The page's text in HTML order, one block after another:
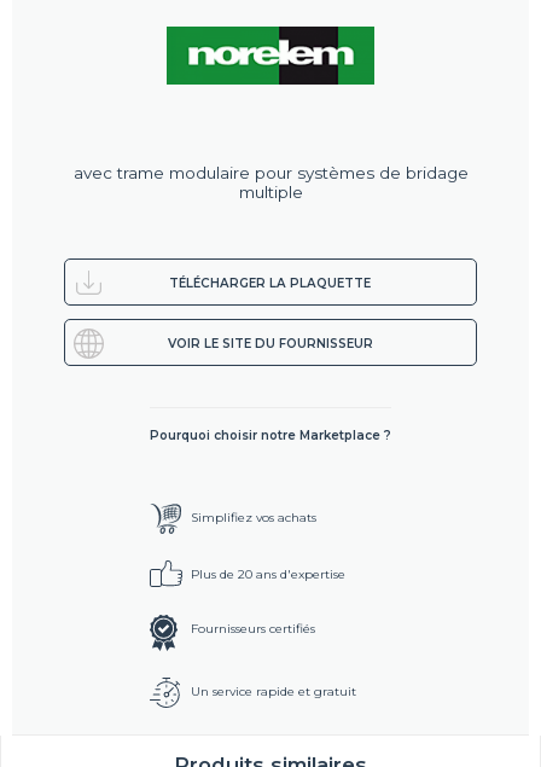
avec trame modulaire pour systèmes de bridage
multiple
TÉLÉCHARGER LA PLAQUETTE
VOIR LE SITE DU FOURNISSEUR
Pourquoi choisir notre Marketplace ?
Simplifiez vos achats
Plus de 20 ans d'expertise
Fournisseurs certifiés
Un service rapide et gratuit